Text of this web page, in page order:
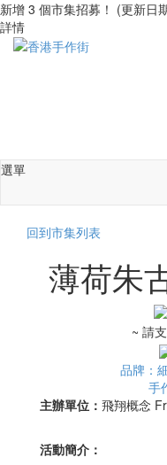
新增 3 個市集招募！ (更新日
詳情
選單
回到市集列表
薄荷朱
~ 請
品牌：
手
主辦單位： 飛翔概念
活動簡介：